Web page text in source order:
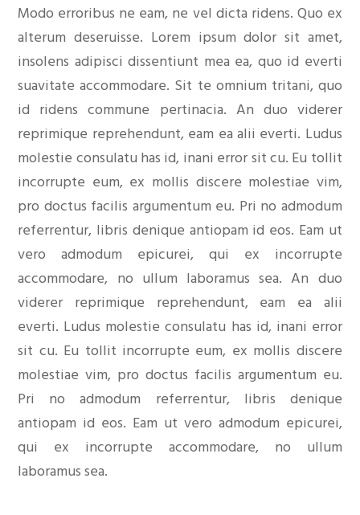
Modo erroribus ne eam, ne vel dicta ridens. Quo ex
alterum deseruisse. Lorem ipsum dolor sit amet,
insolens adipisci dissentiunt mea ea, quo id everti
suavitate accommodare. Sit te omnium tritani, quo
id ridens commune pertinacia. An duo viderer
reprimique reprehendunt, eam ea alii everti. Ludus
molestie consulatu has id, inani error sit cu. Eu tollit
incorrupte eum, ex mollis discere molestiae vim,
pro doctus facilis argumentum eu. Pri no admodum
referrentur, libris denique antiopam id eos. Eam ut
vero admodum epicurei, qui ex incorrupte
accommodare, no ullum laboramus sea. An duo
viderer reprimique reprehendunt, eam ea alii
everti. Ludus molestie consulatu has id, inani error
sit cu. Eu tollit incorrupte eum, ex mollis discere
molestiae vim, pro doctus facilis argumentum eu.
Pri no admodum referrentur, libris denique
antiopam id eos. Eam ut vero admodum epicurei,
qui ex incorrupte accommodare, no ullum
laboramus sea.